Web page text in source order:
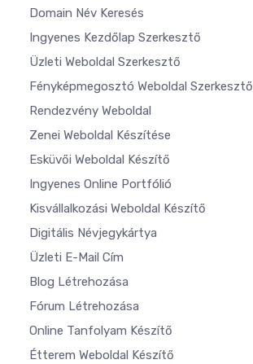
Domain Név Keresés
Ingyenes Kezdőlap Szerkesztő
Üzleti Weboldal Szerkesztő
Fényképmegosztó Weboldal Szerkesztő
Rendezvény Weboldal
Zenei Weboldal Készítése
Esküvői Weboldal Készítő
Ingyenes Online Portfólió
Kisvállalkozási Weboldal Készítő
Digitális Névjegykártya
Üzleti E-Mail Cím
Blog Létrehozása
Fórum Létrehozása
Online Tanfolyam Készítő
Étterem Weboldal Készítő